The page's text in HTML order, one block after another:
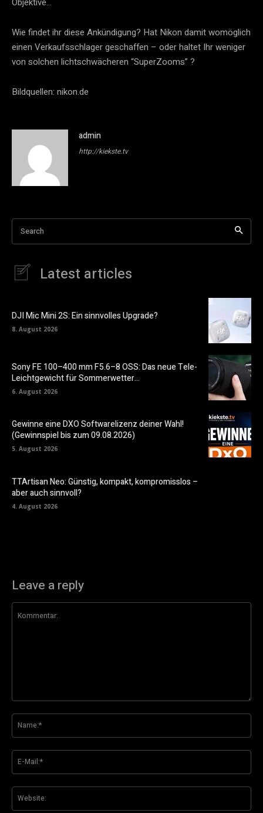
Wie findet ihr diese Ankündigung? Hat Nikon damit womöglich
einen Verkaufsschlager geschaffen – oder haltet Ihr weniger
von solchen lichtschwächeren “SuperZooms” ?
Bildquellen: nikon.de
admin
http://kiekste.tv
Search
Latest articles
DJI Mic Mini 2S: Ein sinnvolles Upgrade?
8. August 2026
Sony FE 100–400 mm F5.6–8 OSS: Das neue Tele-
Leichtgewicht für Sommerwetter…
6. August 2026
Gewinne eine DXO Softwarelizenz deiner Wahl!
(Gewinnspiel bis zum 09.08.2026)
5. August 2026
TTArtisan Neo: Günstig, kompakt, kompromisslos –
aber auch sinnvoll?
4. August 2026
Leave a reply